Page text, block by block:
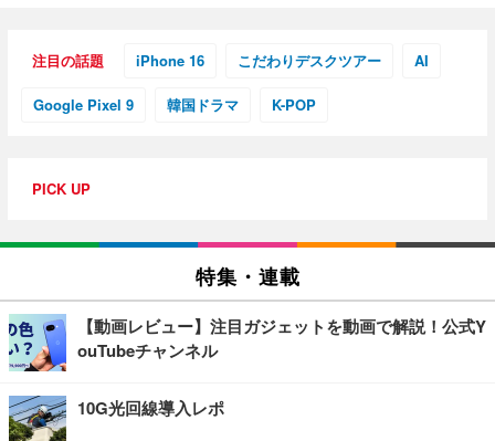
注目の話題 iPhone 16 こだわりデスクツアー AI
Google Pixel 9 韓国ドラマ K-POP
PICK UP
特集・連載
【動画レビュー】注目ガジェットを動画で解説！公式Y
ouTubeチャンネル
10G光回線導入レポ